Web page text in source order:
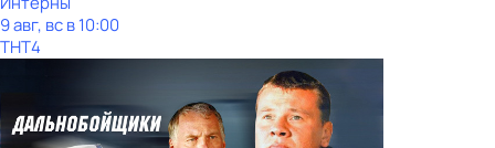
9 авг, вс в 10:00
ТНТ4